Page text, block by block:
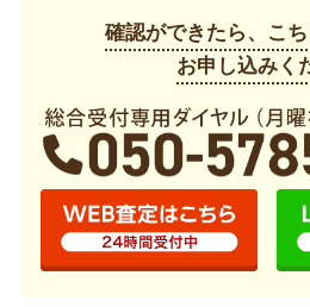
確認ができたら、こ
お申し込みく